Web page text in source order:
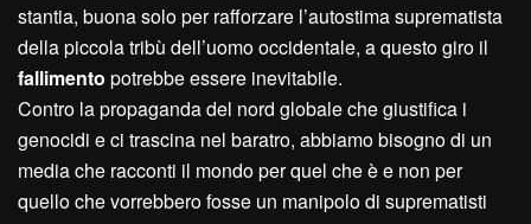
stantia, buona solo per rafforzare l’autostima suprematista
della piccola tribù dell’uomo occidentale, a questo giro il
fallimento potrebbe essere inevitabile.
Contro la propaganda del nord globale che giustifica i
genocidi e ci trascina nel baratro, abbiamo bisogno di un
media che racconti il mondo per quel che è e non per
quello che vorrebbero fosse un manipolo di suprematisti